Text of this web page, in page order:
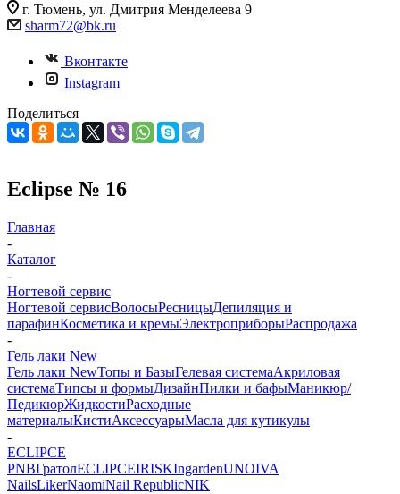
г. Тюмень, ул. Дмитрия Менделеева 9
sharm72@bk.ru
Вконтакте
Instagram
Поделиться
Eclipse № 16
Главная
-
Каталог
-
Ногтевой сервис
Ногтевой сервисВолосыРесницыДепиляция и
парафинКосметика и кремыЭлектроприборыРаспродажа
-
Гель лаки New
Гель лаки NewТопы и БазыГелевая системаАкриловая
системаТипсы и формыДизайнПилки и бафыМаникюр/
ПедикюрЖидкостиРасходные
материалыКистиАксессуарыМасла для кутикулы
-
ECLIPCE
PNBГратолECLIPCEIRISKIngardenUNOIVA
NailsLikerNaomiNail RepublicNIK